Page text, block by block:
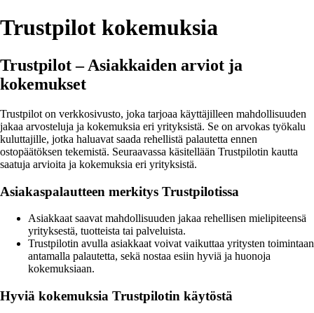
Trustpilot kokemuksia
Trustpilot – Asiakkaiden arviot ja
kokemukset
Trustpilot on verkkosivusto, joka tarjoaa käyttäjilleen mahdollisuuden
jakaa arvosteluja ja kokemuksia eri yrityksistä. Se on arvokas työkalu
kuluttajille, jotka haluavat saada rehellistä palautetta ennen
ostopäätöksen tekemistä. Seuraavassa käsitellään Trustpilotin kautta
saatuja arvioita ja kokemuksia eri yrityksistä.
Asiakaspalautteen merkitys Trustpilotissa
Asiakkaat saavat mahdollisuuden jakaa rehellisen mielipiteensä
yrityksestä, tuotteista tai palveluista.
Trustpilotin avulla asiakkaat voivat vaikuttaa yritysten toimintaan
antamalla palautetta, sekä nostaa esiin hyviä ja huonoja
kokemuksiaan.
Hyviä kokemuksia Trustpilotin käytöstä